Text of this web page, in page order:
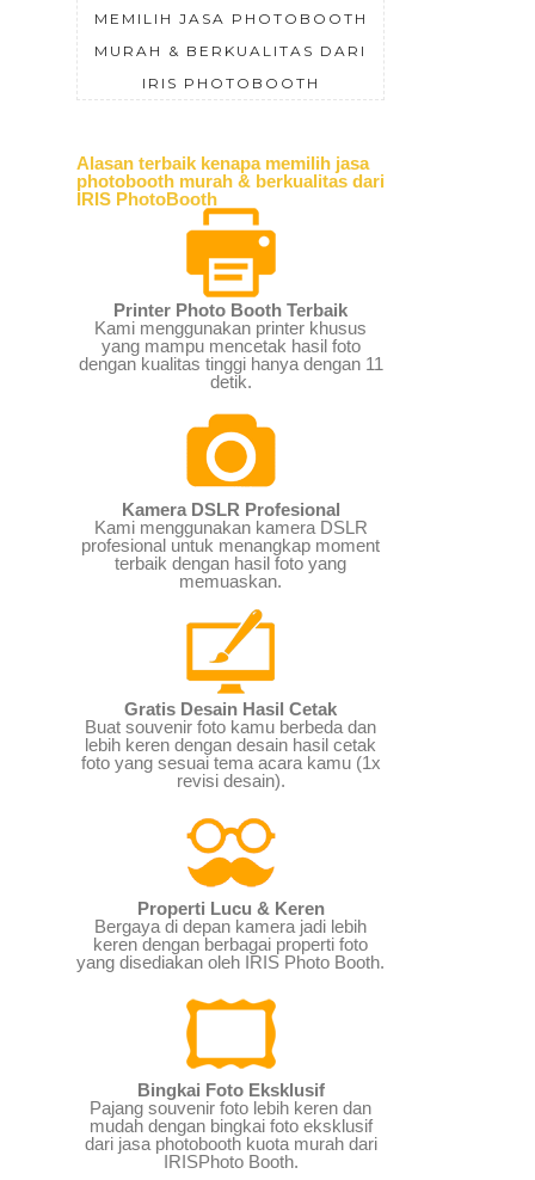
MEMILIH JASA PHOTOBOOTH
MURAH & BERKUALITAS DARI
IRIS PHOTOBOOTH
Alasan terbaik kenapa memilih jasa
photobooth murah & berkualitas dari
IRIS PhotoBooth
Printer Photo Booth Terbaik
Kami menggunakan printer khusus
yang mampu mencetak hasil foto
dengan kualitas tinggi hanya dengan 11
detik.
Kamera DSLR Profesional
Kami menggunakan kamera DSLR
profesional untuk menangkap moment
terbaik dengan hasil foto yang
memuaskan.
Gratis Desain Hasil Cetak
Buat souvenir foto kamu berbeda dan
lebih keren dengan desain hasil cetak
foto yang sesuai tema acara kamu (1x
revisi desain).
Properti Lucu & Keren
Bergaya di depan kamera jadi lebih
keren dengan berbagai properti foto
yang disediakan oleh IRIS Photo Booth.
Bingkai Foto Eksklusif
Pajang souvenir foto lebih keren dan
mudah dengan bingkai foto eksklusif
dari jasa photobooth kuota murah dari
IRISPhoto Booth.